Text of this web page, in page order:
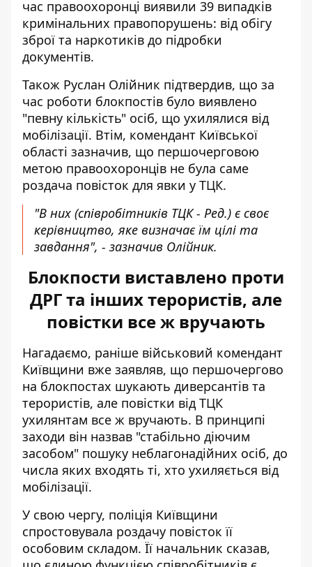
час правоохоронці виявили 39 випадків
кримінальних правопорушень: від обігу
зброї та наркотиків до підробки
документів.
Також Руслан Олійник підтвердив, що за
час роботи блокпостів було виявлено
"певну кількість" осіб, що ухилялися від
мобілізації. Втім, комендант Київської
області зазначив, що першочерговою
метою правоохоронців не була саме
роздача повісток для явки у ТЦК.
"В них (співробітників ТЦК - Ред.) є своє
керівництво, яке визначає їм цілі та
завдання", - зазначив Олійник.
Блокпости виставлено проти
ДРГ та інших терористів, але
повістки все ж вручають
Нагадаємо, раніше військовий комендант
Київщини вже заявляв, що першочергово
на блокпостах шукають диверсантів та
терористів, але повістки від ТЦК
ухилянтам все ж вручають. В принципі
заходи він назвав "стабільно діючим
засобом" пошуку неблагонадійних осіб, до
числа яких входять ті, хто ухиляється від
мобілізації.
У свою чергу, поліція Київщини
спростовувала роздачу повісток її
особовим складом. Її начальник сказав,